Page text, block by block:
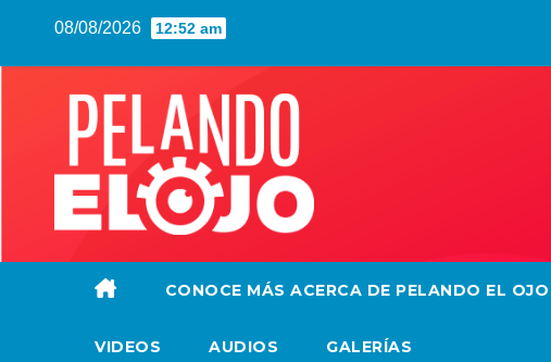
08/08/2026 12:52 am
CONOCE MÁS ACERCA DE PELANDO EL OJO
VIDEOS AUDIOS GALERÍAS